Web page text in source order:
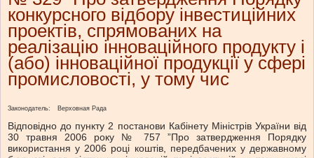
конкурсного відбору інвестиційних
проектів, спрямованих на
реалізацію інноваційного продукту і
(або) інноваційної продукції у сфері
промисловості, у тому чис
Законодатель: Верховная Рада
Відповідно до пункту 2 постанови Кабінету Міністрів України від
30 травня 2006 року № 757 ”Про затвердження Порядку
використання у 2006 році коштів, передбачених у державному